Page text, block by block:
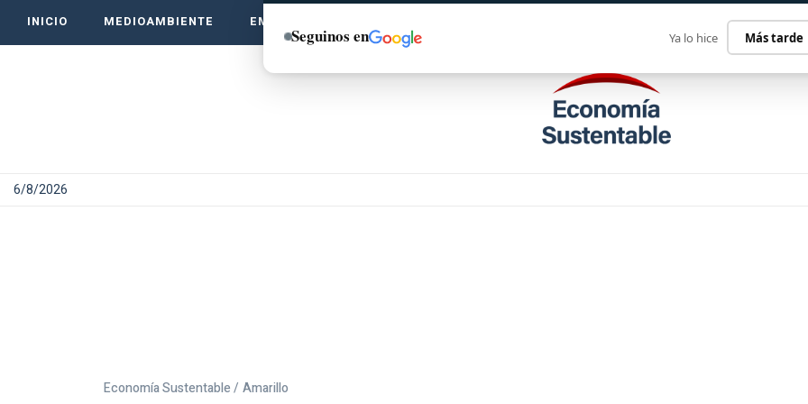
INICIO MEDIOAMBIENTE EMPRENDE VERDE
6/8/2026
Economía Sustentable / Amarillo
Seguinos en Ya lo hice Más tarde